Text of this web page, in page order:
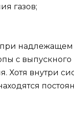
газов;
при
с
Хотя внутри